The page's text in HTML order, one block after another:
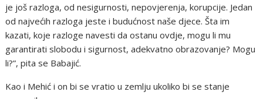
je još razloga, od nesigurnosti, nepovjerenja, korupcije. Jedan
od najvećih razloga jeste i budućnost naše djece. Šta im
kazati, koje razloge navesti da ostanu ovdje, mogu li mu
garantirati slobodu i sigurnost, adekvatno obrazovanje? Mogu
li?”, pita se Babajić.
Kao i Mehić i on bi se vratio u zemlju ukoliko bi se stanje